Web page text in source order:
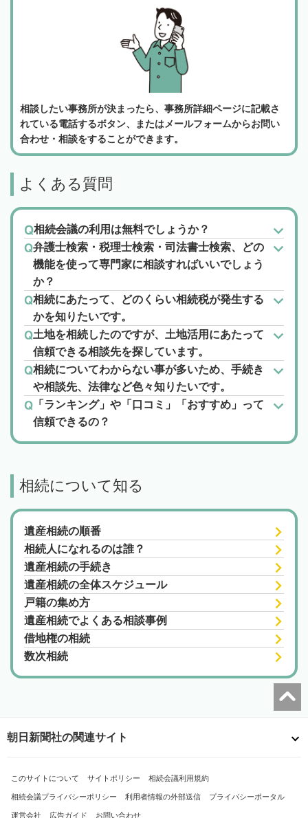
相談したい事務所が決まったら、事務所詳細ページに記載さ
れている電話するボタン、またはメールフォームからお問い
合わせ・相談をすることができます。
よくある質問
相続会議の利用は無料でしょうか？
弁護士検索・税理士検索・司法書士検索、どの
機能を使って専門家に相談すればいいでしょう
か？
相続にあたって、どのくらい相続税が発生する
かを知りたいです。
土地を相続したのですが、土地活用にあたって
信頼できる相談先を探しています。
相続についてわからない事が多いため、手続き
や相談先、法律など色々知りたいです。
「ランキング」や「口コミ」「おすすめ」って
信頼できるの？
相続について知る
遺産相続の順番
相続人になれるのは誰？
遺産相続の手続き
遺産相続の全体スケジュール
戸籍の集め方
遺産相続でよくある相談事例
借地権の相続
数次相続
朝日新聞社の関連サイト
このサイトについて サイトポリシー 相続会議利用規約
相続会議プライバシーポリシー 利用者情報の外部送信 プライバシーポータル
運営会社 広告ガイド お問い合わせ